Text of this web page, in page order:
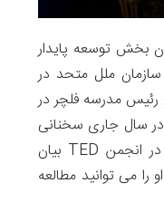
بخش توسعه پایدار
سازمان ملل متحد در
رئیس مدرسه فلچر در
سال جاری سخنانی
در مورد توسعه پایدار ایجاد سرما، در انجمن TED بیان
را می توانید مطالعه